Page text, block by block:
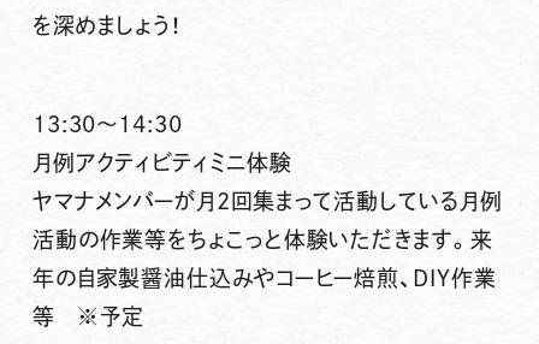
を深めましょう！
13:30～14:30
月例アクティビティミニ体験
ヤマナメンバーが月2回集まって活動している月例
活動の作業等をちょこっと体験いただきます。来
年の自家製醤油仕込みやコーヒー焙煎、DIY作業
等 ※予定